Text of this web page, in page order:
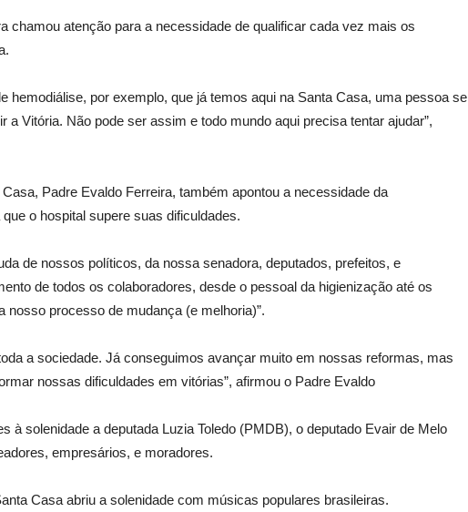
chamou atenção para a necessidade de qualificar cada vez mais os
hemodiálise, por exemplo, que já temos aqui na Santa Casa, uma pessoa se
a Vitória. Não pode ser assim e todo mundo aqui precisa tentar ajudar”,
Padre Evaldo Ferreira, também apontou a necessidade da
que o hospital supere suas dificuldades.
de nossos políticos, da nossa senadora, deputados, prefeitos, e
de todos os colaboradores, desde o pessoal da higienização até os
nosso processo de mudança (e melhoria)”.
a sociedade. Já conseguimos avançar muito em nossas reformas, mas
nossas dificuldades em vitórias”, afirmou o Padre Evaldo
à solenidade a deputada Luzia Toledo (PMDB), o deputado Evair de Melo
empresários, e moradores.
Casa abriu a solenidade com músicas populares brasileiras.